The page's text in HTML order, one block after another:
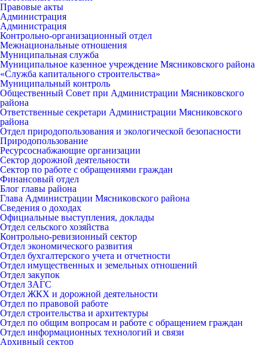
Правовые акты
Администрация
Администрация
Контрольно-организационный отдел
Межнациональные отношения
Муниципальная служба
Муниципальное казенное учреждение Мясниковского района
«Служба капитального строительства»
Муниципальный контроль
Общественный Совет при Администрации Мясниковского
района
Ответственные секретари Администрации Мясниковского
района
Отдел природопользования и экологической безопасности
Природопользование
Ресурсоснабжающие организации
Сектор дорожной деятельности
Сектор по работе с обращениями граждан
Финансовый отдел
Блог главы района
Глава Администрации Мясниковского района
Сведения о доходах
Официальные выступления, доклады
Отдел сельского хозяйства
Контрольно-ревизионный сектор
Отдел экономического развития
Отдел бухгалтерского учета и отчетности
Отдел имущественных и земельных отношений
Отдел закупок
Отдел ЗАГС
Отдел ЖКХ и дорожной деятельности
Отдел по правовой работе
Отдел строительства и архитектуры
Отдел по общим вопросам и работе с обращением граждан
Отдел информационных технологий и связи
Архивный сектор